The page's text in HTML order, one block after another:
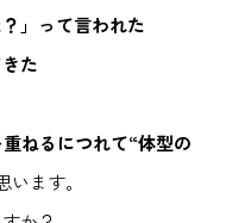
」って言われた
た
ねるにつれて“体型の
います。